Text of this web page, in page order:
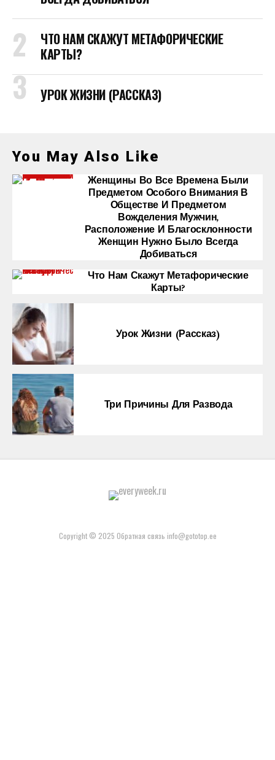
ЧТО НАМ СКАЖУТ МЕТАФОРИЧЕСКИЕ
КАРТЫ?
УРОК ЖИЗНИ (РАССКАЗ)
You May Also Like
Женщины Во Все Времена Были
Предметом Особого Внимания В
Обществе И Предметом
Вожделения Мужчин,
Расположение И Благосклонности
Женщин Нужно Было Всегда
Добиваться
Что Нам Скажут Метафорические
Карты?
Урок Жизни (рассказ)
Три Причины Для Развода
Copyright © 2025 Обратная связь info@gototop.ee